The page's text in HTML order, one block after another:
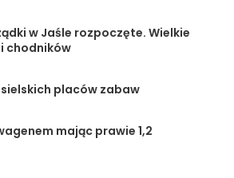
w Jaśle rozpoczęte. Wielkie
chodników
placów zabaw
mając prawie 1,2